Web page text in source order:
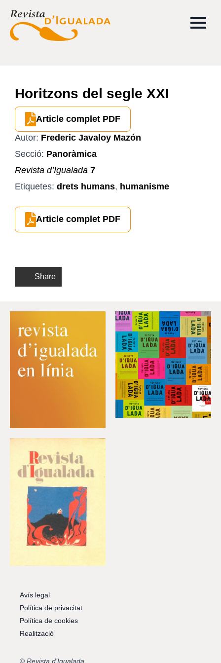
Horitzons del segle XXI
Article complet PDF
Autor: Frederic Javaloy Mazón
Secció: Panoràmica
Revista d’Igualada 7
Etiquetes: drets humans, humanisme
Article complet PDF
Share
Avís legal
Política de privacitat
Política de cookies
Realització
© Revista d’Igualada